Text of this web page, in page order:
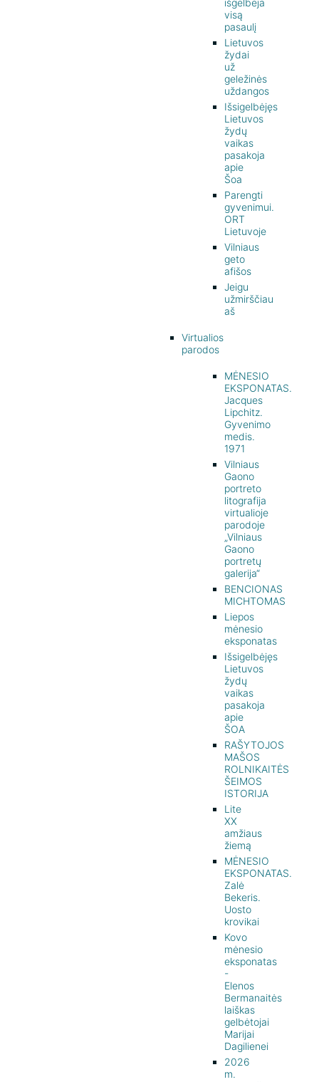
išgelbėja
visą
pasaulį
Lietuvos
žydai
už
geležinės
uždangos
Išsigelbėjęs
Lietuvos
žydų
vaikas
pasakoja
apie
Šoa
Parengti
gyvenimui.
ORT
Lietuvoje
Vilniaus
geto
afišos
Jeigu
užmirščiau
aš
Virtualios
parodos
MĖNESIO
EKSPONATAS.
Jacques
Lipchitz.
Gyvenimo
medis.
1971
Vilniaus
Gaono
portreto
litografija
virtualioje
parodoje
„Vilniaus
Gaono
portretų
galerija“
BENCIONAS
MICHTOMAS
Liepos
mėnesio
eksponatas
Išsigelbėjęs
Lietuvos
žydų
vaikas
pasakoja
apie
ŠOA
RAŠYTOJOS
MAŠOS
ROLNIKAITĖS
ŠEIMOS
ISTORIJA
Lite
XX
amžiaus
žiemą
MĖNESIO
EKSPONATAS.
Zalė
Bekeris.
Uosto
krovikai
Kovo
mėnesio
eksponatas
-
Elenos
Bermanaitės
laiškas
gelbėtojai
Marijai
Dagilienei
2026
m.